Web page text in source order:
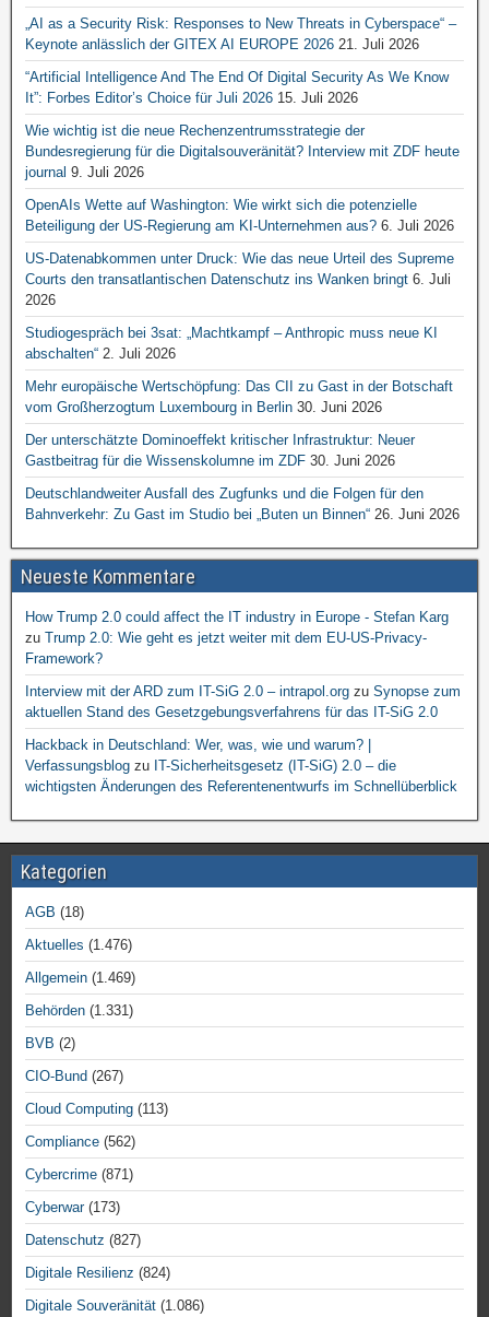
„AI as a Security Risk: Responses to New Threats in Cyberspace“ –
Keynote anlässlich der GITEX AI EUROPE 2026 21. Juli 2026
“Artificial Intelligence And The End Of Digital Security As We Know
It”: Forbes Editor’s Choice für Juli 2026 15. Juli 2026
Wie wichtig ist die neue Rechenzentrumsstrategie der
Bundesregierung für die Digitalsouveränität? Interview mit ZDF heute
journal 9. Juli 2026
OpenAIs Wette auf Washington: Wie wirkt sich die potenzielle
Beteiligung der US-Regierung am KI-Unternehmen aus? 6. Juli 2026
US-Datenabkommen unter Druck: Wie das neue Urteil des Supreme
Courts den transatlantischen Datenschutz ins Wanken bringt 6. Juli
2026
Studiogespräch bei 3sat: „Machtkampf – Anthropic muss neue KI
abschalten“ 2. Juli 2026
Mehr europäische Wertschöpfung: Das CII zu Gast in der Botschaft
vom Großherzogtum Luxembourg in Berlin 30. Juni 2026
Der unterschätzte Dominoeffekt kritischer Infrastruktur: Neuer
Gastbeitrag für die Wissenskolumne im ZDF 30. Juni 2026
Deutschlandweiter Ausfall des Zugfunks und die Folgen für den
Bahnverkehr: Zu Gast im Studio bei „Buten un Binnen“ 26. Juni 2026
Neueste Kommentare
How Trump 2.0 could affect the IT industry in Europe - Stefan Karg
zu Trump 2.0: Wie geht es jetzt weiter mit dem EU-US-Privacy-
Framework?
Interview mit der ARD zum IT-SiG 2.0 – intrapol.org zu Synopse zum
aktuellen Stand des Gesetzgebungsverfahrens für das IT-SiG 2.0
Hackback in Deutschland: Wer, was, wie und warum? |
Verfassungsblog zu IT-Sicherheitsgesetz (IT-SiG) 2.0 – die
wichtigsten Änderungen des Referentenentwurfs im Schnellüberblick
Kategorien
AGB (18)
Aktuelles (1.476)
Allgemein (1.469)
Behörden (1.331)
BVB (2)
CIO-Bund (267)
Cloud Computing (113)
Compliance (562)
Cybercrime (871)
Cyberwar(173)
Datenschutz (827)
Digitale Resilienz (824)
Digitale Souveränität (1.086)